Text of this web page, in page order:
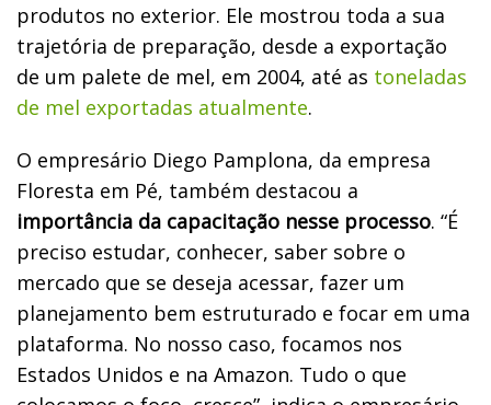
produtos no exterior. Ele mostrou toda a sua
trajetória de preparação, desde a exportação
de um palete de mel, em 2004, até as toneladas
de mel exportadas atualmente.
O empresário Diego Pamplona, da empresa
Floresta em Pé, também destacou a
importância da capacitação nesse processo. “É
preciso estudar, conhecer, saber sobre o
mercado que se deseja acessar, fazer um
planejamento bem estruturado e focar em uma
plataforma. No nosso caso, focamos nos
Estados Unidos e na Amazon. Tudo o que